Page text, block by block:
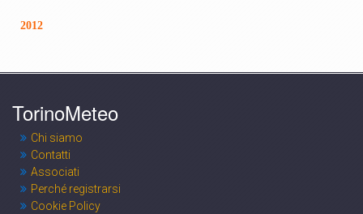
2012
TorinoMeteo
Chi siamo
Contatti
Associati
Perché registrarsi
Cookie Policy